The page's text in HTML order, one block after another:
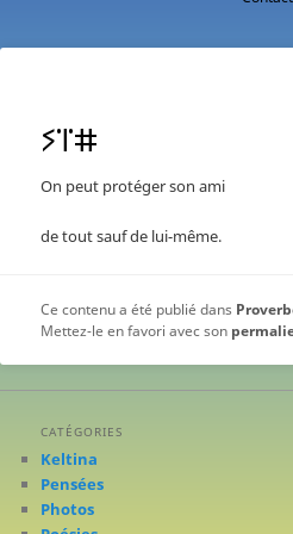
ⵢⴶⵌ
On peut protéger son ami
de tout sauf de lui-même.
Ce contenu a été publié dans
Mettez-le en favori avec son
CATÉGORIES
Keltina
Pensées
Photos